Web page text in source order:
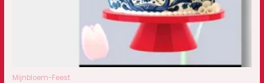
Mijnbloem-Feest